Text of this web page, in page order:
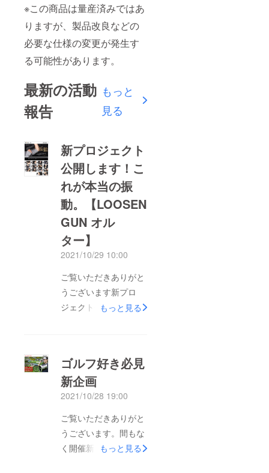
※この商品は量産済みではあ
りますが、製品改良などの
必要な仕様の変更が発生す
る可能性があります。
最新の活動
報告
もっと
見る
新プロジェクト
公開します！こ
れが本当の振
動。【LOOSEN
GUN オル
ター】
2021/10/29 10:00
ご覧いただきありがと
うございます新プロ
ジェクト公開します！
【ZALAXY LOOSEN
GUN オルター】珍し
い”進化型”だからこそ
ケア！【LOOSEN
GUN -Alter-】の特徴
&lt;4段階のパワー調節
もっと見る
ゴルフ好き必見
新企画
2021/10/28 19:00
ご覧いただきありがと
うございます。間もな
く開催新企画はゴルフ
もっと見る